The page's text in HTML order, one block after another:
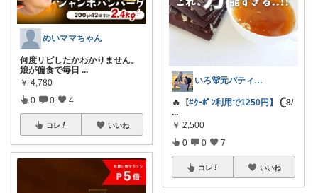
めいママちゃん
何度リピしたかわかりません。
娘が偏食で毎日 ...
￥ 4,780
0 0 4
コレ いいね
いろ🐻元パティシエ🍫
🔥【#ｸｰﾎﾟﾝ利用で1250円】
𓊆8/
...
￥ 2,500
0 0 7
コレ いいね